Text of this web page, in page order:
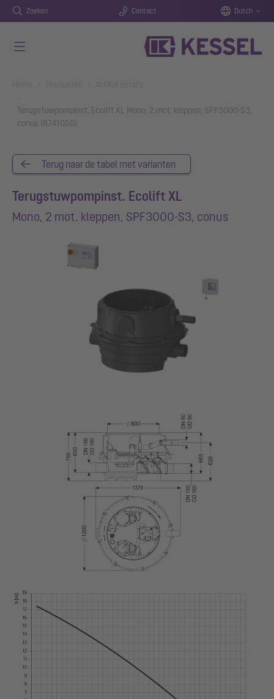
Zoeken Contact Dutch
Terugstuwpompinst. Ecolift XL Mono, 2 mot. kleppen, SPF3000-S3,
conus (8741050)
Terug naar de tabel met varianten
Terugstuwpompinst. Ecolift XL
Mono, 2 mot. kleppen, SPF3000-S3, conus